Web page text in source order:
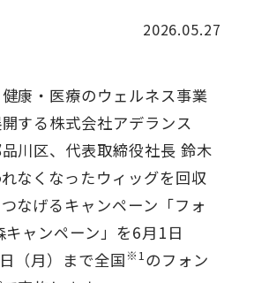
2026.05.27
康・医療のウェルネス事業
する株式会社アデランス
品川区、代表取締役社長 鈴木
なくなったウィッグを回収
なげるキャンペーン「フォ
キャンペーン」を6月1日
（月）まで全国 ※1のフォン